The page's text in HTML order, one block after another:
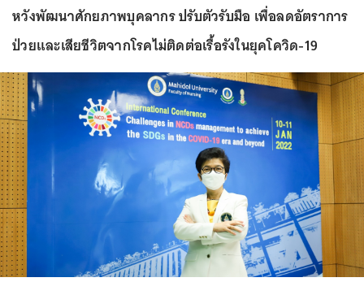
หวังพัฒนาศักยภาพบุคลากร ปรับตัวรับมือ เพื่อลดอัตราการ
ป่วยและเสียชีวิตจากโรคไม่ติดต่อเรื้อรังในยุคโควิด-19